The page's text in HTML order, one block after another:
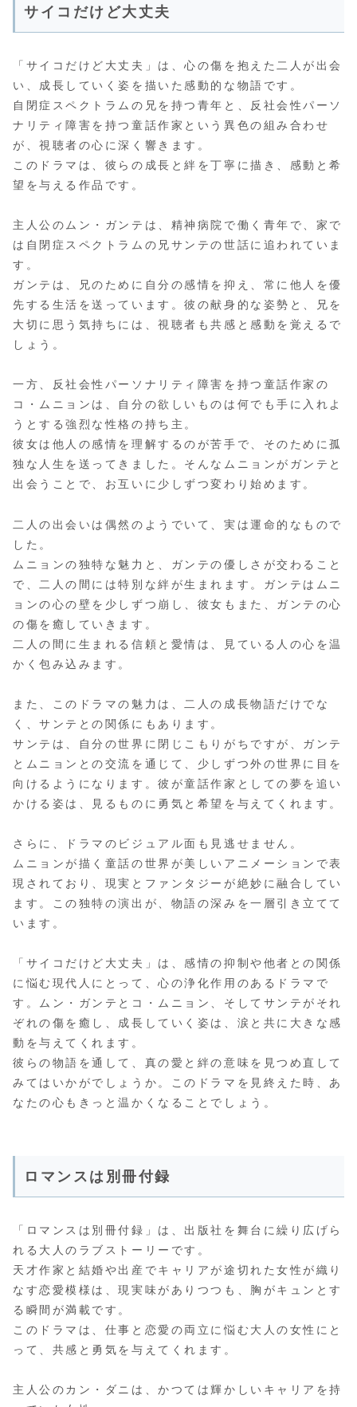
サイコだけど大丈夫
「サイコだけど大丈夫」は、心の傷を抱えた二人が出会
い、成長していく姿を描いた感動的な物語です。
自閉症スペクトラムの兄を持つ青年と、反社会性パーソ
ナリティ障害を持つ童話作家という異色の組み合わせ
が、視聴者の心に深く響きます。
このドラマは、彼らの成長と絆を丁寧に描き、感動と希
望を与える作品です。
主人公のムン・ガンテは、精神病院で働く青年で、家で
は自閉症スペクトラムの兄サンテの世話に追われていま
す。
ガンテは、兄のために自分の感情を抑え、常に他人を優
先する生活を送っています。彼の献身的な姿勢と、兄を
大切に思う気持ちには、視聴者も共感と感動を覚えるで
しょう。
一方、反社会性パーソナリティ障害を持つ童話作家の
コ・ムニョンは、自分の欲しいものは何でも手に入れよ
うとする強烈な性格の持ち主。
彼女は他人の感情を理解するのが苦手で、そのために孤
独な人生を送ってきました。そんなムニョンがガンテと
出会うことで、お互いに少しずつ変わり始めます。
二人の出会いは偶然のようでいて、実は運命的なもので
した。
ムニョンの独特な魅力と、ガンテの優しさが交わること
で、二人の間には特別な絆が生まれます。ガンテはムニ
ョンの心の壁を少しずつ崩し、彼女もまた、ガンテの心
の傷を癒していきます。
二人の間に生まれる信頼と愛情は、見ている人の心を温
かく包み込みます。
また、このドラマの魅力は、二人の成長物語だけでな
く、サンテとの関係にもあります。
サンテは、自分の世界に閉じこもりがちですが、ガンテ
とムニョンとの交流を通じて、少しずつ外の世界に目を
向けるようになります。彼が童話作家としての夢を追い
かける姿は、見るものに勇気と希望を与えてくれます。
さらに、ドラマのビジュアル面も見逃せません。
ムニョンが描く童話の世界が美しいアニメーションで表
現されており、現実とファンタジーが絶妙に融合してい
ます。この独特の演出が、物語の深みを一層引き立てて
います。
「サイコだけど大丈夫」は、感情の抑制や他者との関係
に悩む現代人にとって、心の浄化作用のあるドラマで
す。ムン・ガンテとコ・ムニョン、そしてサンテがそれ
ぞれの傷を癒し、成長していく姿は、涙と共に大きな感
動を与えてくれます。
彼らの物語を通して、真の愛と絆の意味を見つめ直して
みてはいかがでしょうか。このドラマを見終えた時、あ
なたの心もきっと温かくなることでしょう。
ロマンスは別冊付録
「ロマンスは別冊付録」は、出版社を舞台に繰り広げら
れる大人のラブストーリーです。
天才作家と結婚や出産でキャリアが途切れた女性が織り
なす恋愛模様は、現実味がありつつも、胸がキュンとす
る瞬間が満載です。
このドラマは、仕事と恋愛の両立に悩む大人の女性にと
って、共感と勇気を与えてくれます。
主人公のカン・ダニは、かつては輝かしいキャリアを持